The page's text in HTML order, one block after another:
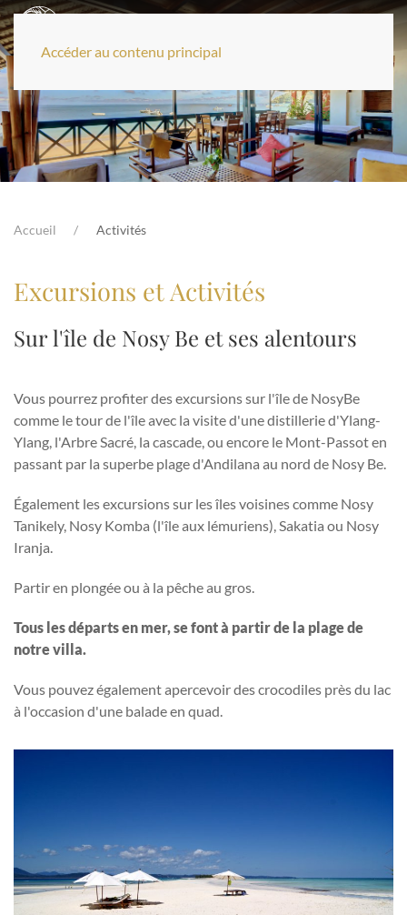
Accéder au contenu principal
Accueil Activités
Excursions et Activités
Sur l'île de Nosy Be et ses alentours
Vous pourrez profiter des excursions sur l'île de NosyBe
comme le tour de l'île avec la visite d'une distillerie d'Ylang-
Ylang, l'Arbre Sacré, la cascade, ou encore le Mont-Passot en
passant par la superbe plage d'Andilana au nord de Nosy Be.
Également les excursions sur les îles voisines comme Nosy
Tanikely, Nosy Komba (l'île aux lémuriens), Sakatia ou Nosy
Iranja.
Partir en plongée ou à la pêche au gros.
Tous les départs en mer, se font à partir de la plage de
notre villa.
Vous pouvez également apercevoir des crocodiles près du lac
à l'occasion d'une balade en quad.